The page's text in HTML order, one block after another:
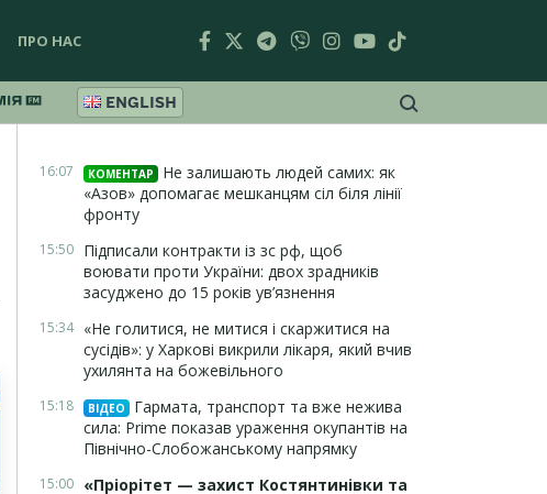
ПРО НАС
ENGLISH
16:07 КОМЕНТАР
Не залишають людей самих: як
«Азов» допомагає мешканцям сіл біля лінії
фронту
15:50 Підписали контракти із зс рф, щоб
воювати проти України: двох зрадників
засуджено до 15 років ув’язнення
15:34 «Не голитися, не митися і скаржитися на
сусідів»: у Харкові викрили лікаря, який вчив
ухилянта на божевільного
15:18 ВІДЕО
Гармата, транспорт та вже нежива
сила: Prime показав ураження окупантів на
Північно-Слобожанському напрямку
15:00 «Пріорітет — захист Костянтинівки та